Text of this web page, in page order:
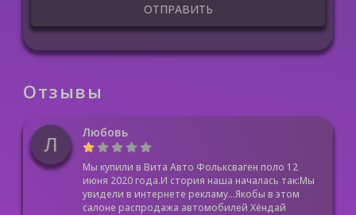
ОТПРАВИТЬ
Отзывы
Л Любовь
Мы купили в Вита Авто Фольксваген поло 12
июня 2020 года.И стория наша началась так:Мы
увидели в интернете рекламу...Якобы в этом
салоне распродажа автомобилей Хёндай